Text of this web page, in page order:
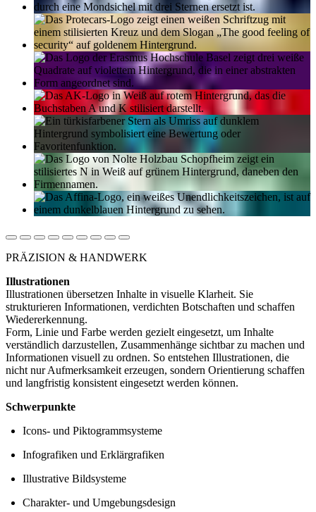
PRÄZISION & HANDWERK
Illustrationen
Illustrationen übersetzen Inhalte in visuelle Klarheit. Sie
strukturieren Informationen, verdichten Botschaften und schaffen
Wiedererkennung.
Form, Linie und Farbe werden gezielt eingesetzt, um Inhalte
verständlich darzustellen, Zusammenhänge sichtbar zu machen und
Informationen visuell zu ordnen. So entstehen Illustrationen, die
nicht nur Aufmerksamkeit erzeugen, sondern Orientierung schaffen
und langfristig konsistent eingesetzt werden können.
Schwerpunkte
Icons- und Piktogrammsysteme
Infografiken und Erklärgrafiken
Illustrative Bildsysteme
Charakter- und Umgebungsdesign